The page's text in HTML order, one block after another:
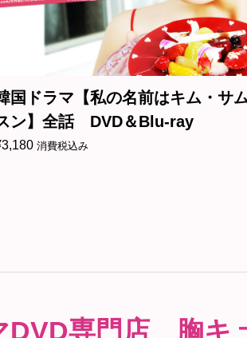
国ドラマ【私の名前はキム・サ
ン】全話 DVD＆Blu-ray
3,180 消費税込み
DVD専門店 胸キ